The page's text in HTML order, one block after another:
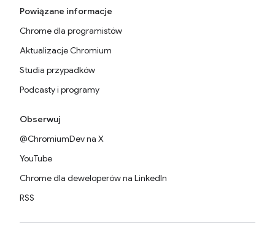
Powiązane informacje
Chrome dla programistów
Aktualizacje Chromium
Studia przypadków
Podcasty i programy
Obserwuj
@ChromiumDev na X
YouTube
Chrome dla deweloperów na LinkedIn
RSS